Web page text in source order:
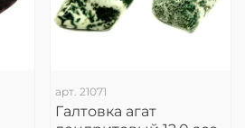
арт. 21071
Галтовка агат